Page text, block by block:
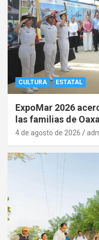
CULTURA ESTATAL
ExpoMar 2026
las familias de
4 de agosto de 2026